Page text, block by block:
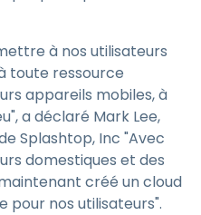
à nos utilisateurs
toute ressource
appareils mobiles, à
a déclaré Mark Lee,
Splashtop, Inc "Avec
domestiques et des
créé un cloud
pour nos utilisateurs".